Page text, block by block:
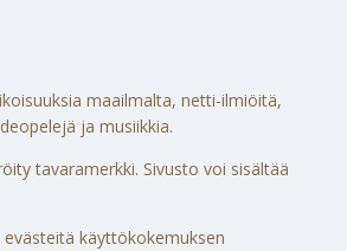
maailmalta, netti-ilmiöitä,
ja musiikkia.
tavaramerkki. Sivusto voi sisältää
käyttökokemuksen